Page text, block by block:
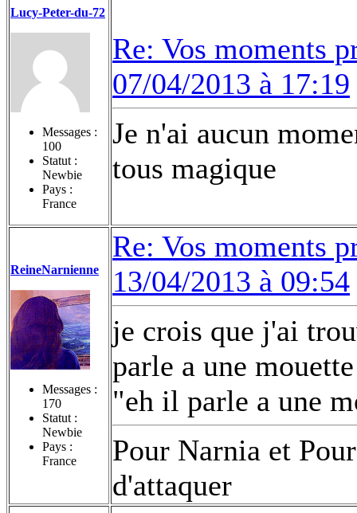
Lucy-Peter-du-72
Messages :
100
Statut :
Newbie
Pays :
France
Re: Vos moments
07/04/2013 à 17:19
Je n'ai aucun
tous magique
ReineNarnienne
Messages :
170
Statut :
Newbie
Pays :
France
Re: Vos moments
13/04/2013 à 09:54
je crois que j'ai
parle a une
"eh il parle a une
Pour Narnia et
d'attaquer